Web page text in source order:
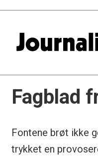
Fagblad
Fontene brøt ikke
trykket en